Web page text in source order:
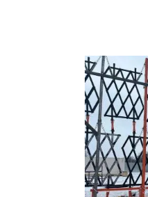
Рекомендуем